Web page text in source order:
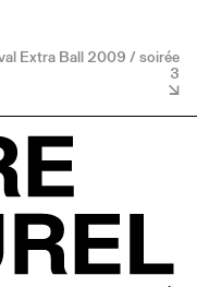
Extra Ball 2009 / soirée
3